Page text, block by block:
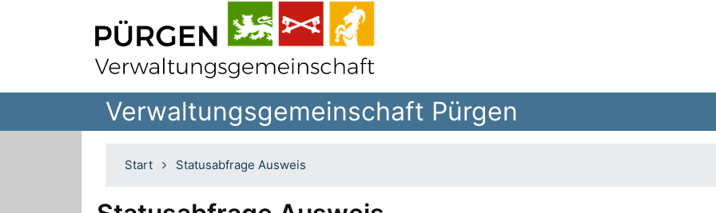
Verwaltungsgemeinschaft Pürgen
Start Statusabfrage Ausweis